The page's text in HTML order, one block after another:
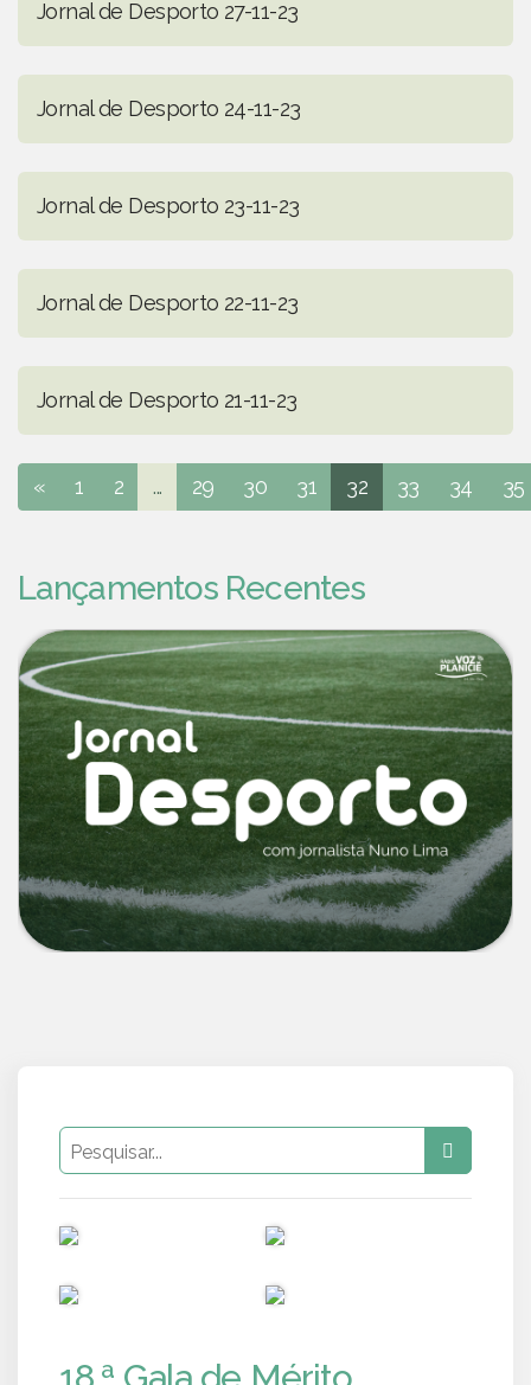
Jornal de Desporto 27-11-23
Jornal de Desporto 24-11-23
Jornal de Desporto 23-11-23
Jornal de Desporto 22-11-23
Jornal de Desporto 21-11-23
« 1 2 ... 29 30 31 32 33 34 35
Lançamentos Recentes